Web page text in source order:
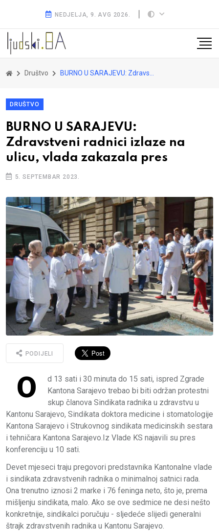
NEDJELJA, 9. AVG 2026.
Društvo BURNO U SARAJEVU: Zdravstveni radnici izlaze na ulicu, vlada zakazala pres
DRUŠTVO
BURNO U SARAJEVU:
Zdravstveni radnici izlaze na
ulicu, vlada zakazala pres
5. SEPTEMBAR 2023.
PODIJELI
O
d 13 sati i 30 minuta do 15 sati, ispred Zgrade
Kantona Sarajevo trebao bi biti održan protestni
skup članova Sindikata radnika u zdravstvu u
Kantonu Sarajevo, Sindikata doktora medicine i stomatologije
Kantona Sarajevo i Strukovnog sindikata medicinskih sestara
i tehničara Kantona Sarajevo.Iz Vlade KS najavili su pres
konferenciju u 10 sati.
Devet mjeseci traju pregovori predstavnika Kantonalne vlade
i sindikata zdravstvenih radnika o minimalnoj satnici rada.
Ona trenutno iznosi 2 marke i 76 feninga neto, što je, prema
mišljenju sindikata, malo. Ako se ove sedmice ne desi nešto
konkretnije, sindikalci poručuju - sljedeće slijedi generalni
štrajk zdravstvenih radnika u Kantonu Sarajevo.